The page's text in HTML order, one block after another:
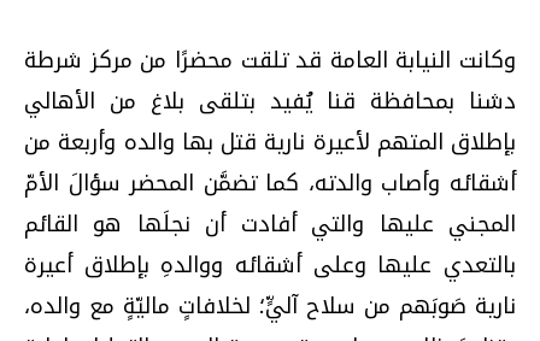
وكانت النيابة العامة قد تلقت محضرًا من مركز شرطة
دشنا بمحافظة قنا يُفيد بتلقى بلاغ من الأهالي
بإطلاق المتهم لأعيرة نارية قتل بها والده وأربعة من
أشقائه وأصاب والدته، كما تضمَّن المحضر سؤالَ الأمّ
المجني عليها والتي أفادت أن نجلَها هو القائم
بالتعدي عليها وعلى أشقائه ووالدهِ بإطلاق أعيرة
نارية صَوبَهم من سلاح آليٍّ؛ لخلافاتٍ ماليّةٍ مع والده،